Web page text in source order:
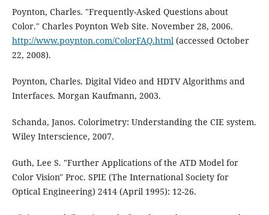
Poynton, Charles. "Frequently-Asked Questions about
Color." Charles Poynton Web Site. November 28, 2006.
http://www.poynton.com/ColorFAQ.html(accessed October
22, 2008).
Poynton, Charles. Digital Video and HDTV Algorithms and
Interfaces. Morgan Kaufmann, 2003.
Schanda, Janos. Colorimetry: Understanding the CIE system.
Wiley Interscience, 2007.
Guth, Lee S. "Further Applications of the ATD Model for
Color Vision" Proc. SPIE (The International Society for
Optical Engineering) 2414 (April 1995): 12-26.